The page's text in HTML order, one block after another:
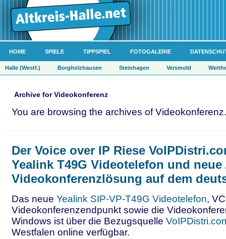
HOME SPIELE TIPPSPIEL FOTOGALERIE
Halle (Westf.) Borgholzhausen Steinhagen Versmold
Archive for Videokonferenz
You are browsing the archives of Videokonferenz.
Der Voice over IP Riese
Yealink T49G Videotelefon und
Videokonferenzlösung auf dem
Das neue Yealink SIP-VP-T49G Videotelefon,
Videokonferenzendpunkt sowie die
Windows ist über die Bezugsquelle
Westfalen online verfügbar.